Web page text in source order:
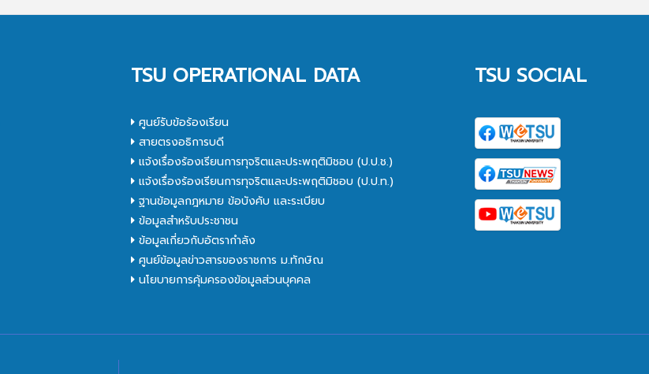
TSU OPERATIONAL DATA
ศูนย์รับข้อร้องเรียน
สายตรงอธิการบดี
แจ้งเรื่องร้องเรียนการทุจริตและประพฤติมิชอบ (ป.ป.ช.)
แจ้งเรื่องร้องเรียนการทุจริตและประพฤติมิชอบ (ป.ป.ท.)
ฐานข้อมูลกฎหมาย ข้อบังคับ และระเบียบ
ข้อมูลสำหรับประชาชน
ข้อมูลเกี่ยวกับอัตรากำลัง
ศูนย์ข้อมูลข่าวสารของราชการ ม.ทักษิณ
นโยบายการคุ้มครองข้อมูลส่วนบุคคล
TSU SOCIAL